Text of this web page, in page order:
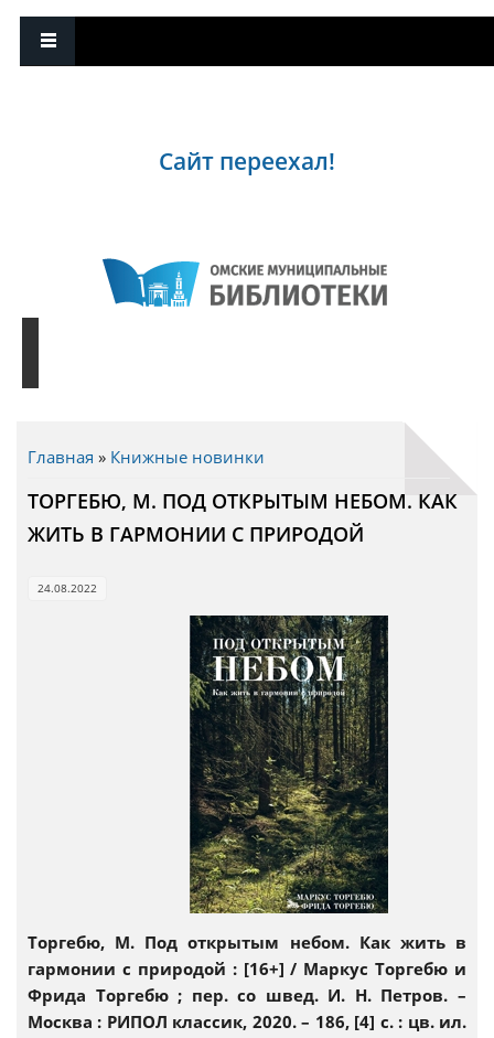
Сайт переехал!
Вы здесь
Главная » Книжные новинки
ТОРГЕБЮ, М. ПОД ОТКРЫТЫМ НЕБОМ. КАК
ЖИТЬ В ГАРМОНИИ С ПРИРОДОЙ
24.08.2022
Торгебю, М. Под открытым небом. Как жить в
гармонии с природой : [16+] / Маркус Торгебю и
Фрида Торгебю ; пер. со швед. И. Н. Петров. –
Москва : РИПОЛ классик, 2020. – 186, [4] с. : цв. ил.